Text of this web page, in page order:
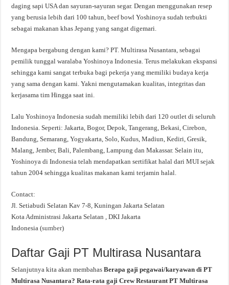
daging sapi USA dan sayuran-sayuran segar. Dengan menggunakan resep
yang berusia lebih dari 100 tahun, beef bowl Yoshinoya sudah terbukti
sebagai makanan khas Jepang yang sangat digemari.
Mengapa bergabung dengan kami? PT. Multirasa Nusantara, sebagai
pemilik tunggal waralaba Yoshinoya Indonesia. Terus melakukan ekspansi
sehingga kami sangat terbuka bagi pekerja yang memiliki budaya kerja
yang sama dengan kami. Yakni mengutamakan kualitas, integritas dan
kerjasama tim Hingga saat ini.
Lalu Yoshinoya Indonesia sudah memiliki lebih dari 120 outlet di seluruh
Indonesia. Seperti: Jakarta, Bogor, Depok, Tangerang, Bekasi, Cirebon,
Bandung, Semarang, Yogyakarta, Solo, Kudus, Madiun, Kediri, Gresik,
Malang, Jember, Bali, Palembang, Lampung dan Makassar. Selain itu,
Yoshinoya di Indonesia telah mendapatkan sertifikat halal dari MUI sejak
tahun 2004 sehingga kualitas makanan kami terjamin halal.
Contact:
Jl. Setiabudi Selatan Kav 7-8, Kuningan Jakarta Selatan
Kota Administrasi Jakarta Selatan , DKI Jakarta
Indonesia (sumber)
Daftar Gaji PT Multirasa Nusantara
Selanjutnya kita akan membahasBerapa gaji pegawai/karyawan di PT
Multirasa Nusantara? Rata-rata gaji Crew Restaurant PT Multirasa